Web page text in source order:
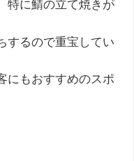
特に鯖の立て焼きが
するので重宝してい
にもおすすめのスポ